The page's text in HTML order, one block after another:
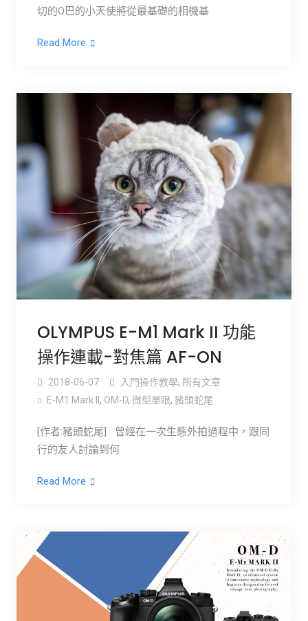
切的O巴的小天使將從最基礎的相機基
Read More
OLYMPUS E-M1 Mark II 功能
操作連載-對焦篇 AF-ON
2018-06-07 入門操作教學, 所有文章
E-M1 Mark ll , OM-D, 微型單眼, 豬頭蛇尾
[作者:豬頭蛇尾] 曾經在一次生態外拍過程中，跟同
行的友人討論到何
Read More